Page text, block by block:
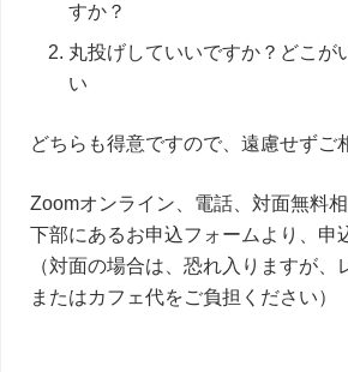
すか？
丸投げしていいですか？どこが
い
どちらも得意ですので、遠慮せずご
Zoomオンライン、電話、対面無料
下部にあるお申込フォームより、申
（対面の場合は、恐れ入りますが、
またはカフェ代をご負担ください）